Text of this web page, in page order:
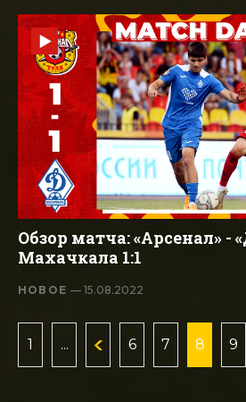
Обзор матча: «Арсенал» -
Махачкала 1:1
НОВОЕ— 15.08.2022
1 ... 6 7 8 9